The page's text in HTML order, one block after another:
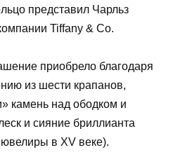
представил Чарльз
Tiffany & Co.
приобрело благодаря
из шести крапанов,
камень над ободком и
и сияние бриллианта
ювелиры в XV веке).